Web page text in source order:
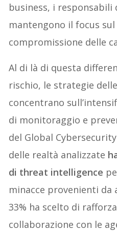
business, i responsabili
mantengono il focus
compromissione delle
Al di là di questa
rischio, le strategie
concentrano
di monitoraggio e
del Global
delle realtà analizzate
di threat intelligence
minacce provenienti
33% ha scelto di
collaborazione con le